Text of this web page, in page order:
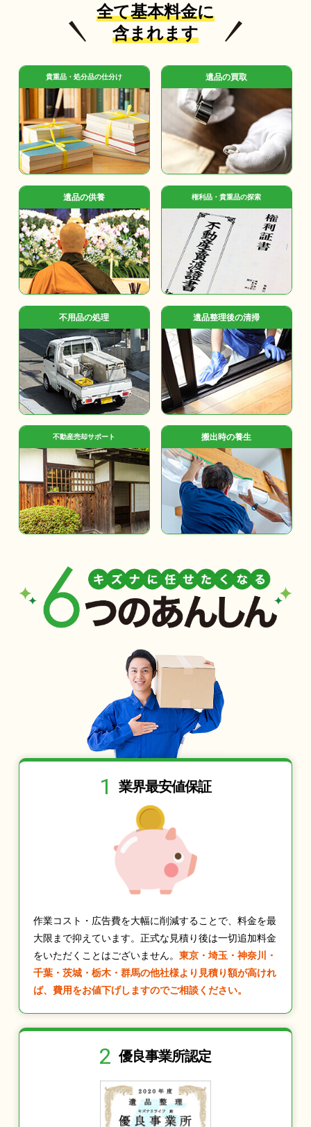
全て基本料金に
含まれます
貴重品・処分品の仕分け 遺品の買取
遺品の供養 権利品・貴重品の探索
不用品の処理 遺品整理後の清掃
不動産売却サポート 搬出時の養生
1 業界最安値保証
作業コスト・広告費を大幅に削減することで、料金を最
大限まで抑えています。正式な見積り後は一切追加料金
をいただくことはございません。 東京・埼玉・神奈川・
千葉・茨城・栃木・群馬の他社様より見積り額が高けれ
ば、費用をお値下げしますのでご相談ください。
2 優良事業所認定